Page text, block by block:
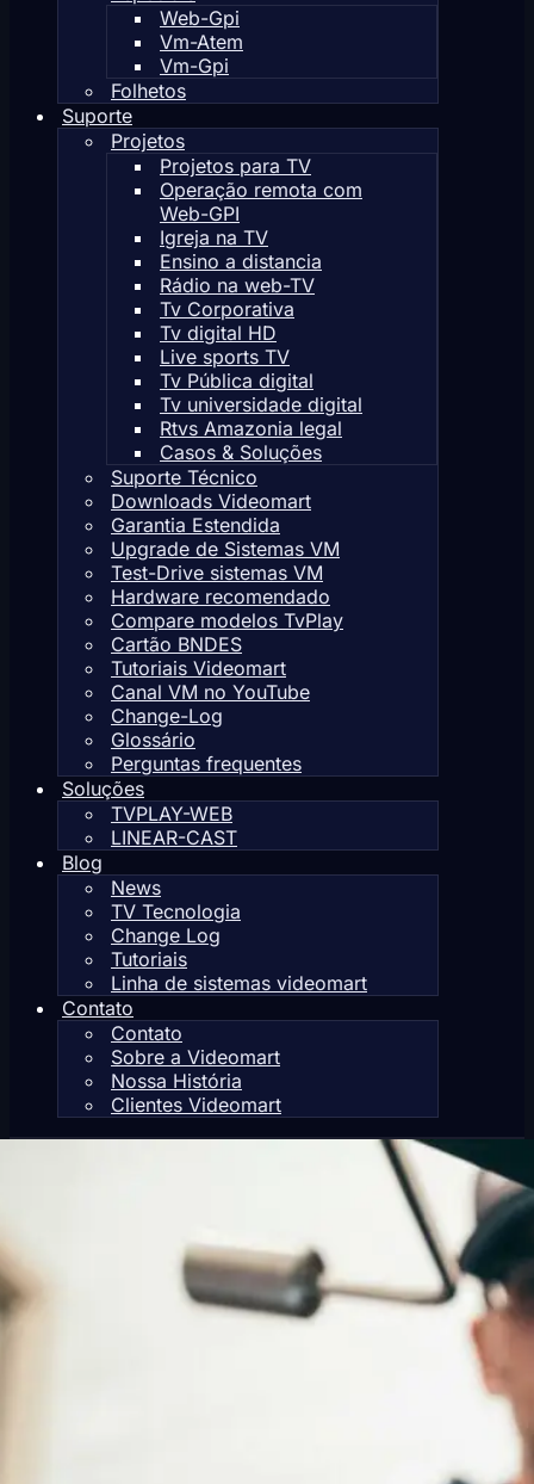
Web-Gpi
Vm-Atem
Vm-Gpi
Folhetos
Suporte
Projetos
Projetos para TV
Operação remota com
Web-GPI
Igreja na TV
Ensino a distancia
Rádio na web-TV
Tv Corporativa
Tv digital HD
Live sports TV
Tv Pública digital
Tv universidade digital
Rtvs Amazonia legal
Casos & Soluções
Suporte Técnico
Downloads Videomart
Garantia Estendida
Upgrade de Sistemas VM
Test-Drive sistemas VM
Hardware recomendado
Compare modelos TvPlay
Cartão BNDES
Tutoriais Videomart
Canal VM no YouTube
Change-Log
Glossário
Perguntas frequentes
Soluções
TVPLAY-WEB
LINEAR-CAST
Blog
News
TV Tecnologia
Change Log
Tutoriais
Linha de sistemas videomart
Contato
Contato
Sobre a Videomart
Nossa História
Clientes Videomart